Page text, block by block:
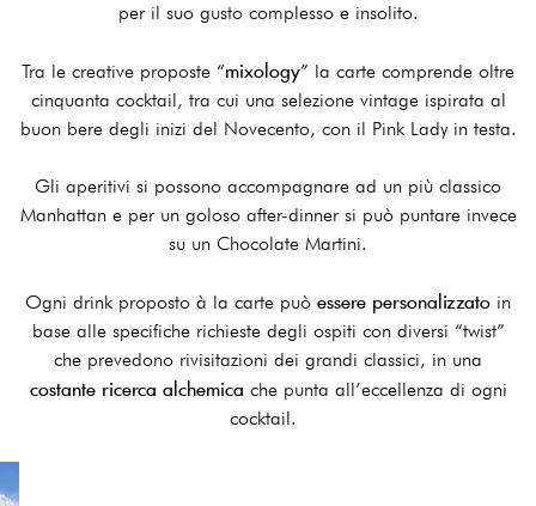
per il suo gusto complesso e insolito.
Tra le creative proposte “mixology” la carte comprende oltre
cinquanta cocktail, tra cui una selezione vintage ispirata al
buon bere degli inizi del Novecento, con il Pink Lady in testa.
Gli aperitivi si possono accompagnare ad un più classico
Manhattan e per un goloso after-dinner si può puntare invece
su un Chocolate Martini.
Ogni drink proposto à la carte può essere personalizzato in
base alle specifiche richieste degli ospiti con diversi “twist”
che prevedono rivisitazioni dei grandi classici, in una
costante ricerca alchemica che punta all’eccellenza di ogni
cocktail.